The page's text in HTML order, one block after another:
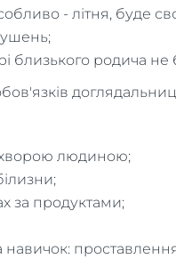
- літня, буде
близького родича
хворою людиною;
за продуктами;
навичок: